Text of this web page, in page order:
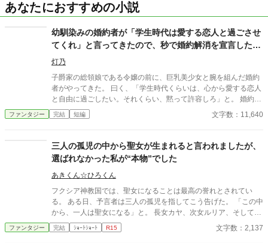
あなたにおすすめの小説
幼馴染みの婚約者が「学生時代は愛する恋人と過ごさせ
てくれ」と言ってきたので、秒で婚約解消を宣言した令
嬢の前世が、社畜のおっさんだった件。
灯乃
子爵家の総領娘である令嬢の前に、巨乳美少女と腕を組んだ婚約
者がやってきた。 曰く、「学生時代くらいは、心から愛する恋人
と自由に過ごしたい。それくらい、黙って許容しろ」と。 婚約者
を甘やかし過ぎていたことに気付いた彼女は、その場で婚約解消
を宣言する。 前半はたぶん普通の令嬢もの、後半はおっさんコメ
ファンタジー 完結 短編 文字数：11,640
三人の孤児の中から聖女が生まれると言われましたが、
選ばれなかった私が“本物”でした
あきくん☆ひろくん
フクシア神教国では、聖女になることは最高の誉れとされてい
る。 ある日、予言者は三人の孤児を指してこう告げた。 「この中
から、一人は聖女になる」と。 長女カヤ、次女ルリア、そして三
女ケイト。 社交的で人望のある姉たちは「聖女候補」として周囲
に期待され、取り巻きに囲まれていた。 一方でケイトは、静かで
ファンタジー 完結 ｼｮｰﾄｼｮｰﾄ R15 文字数：2,137